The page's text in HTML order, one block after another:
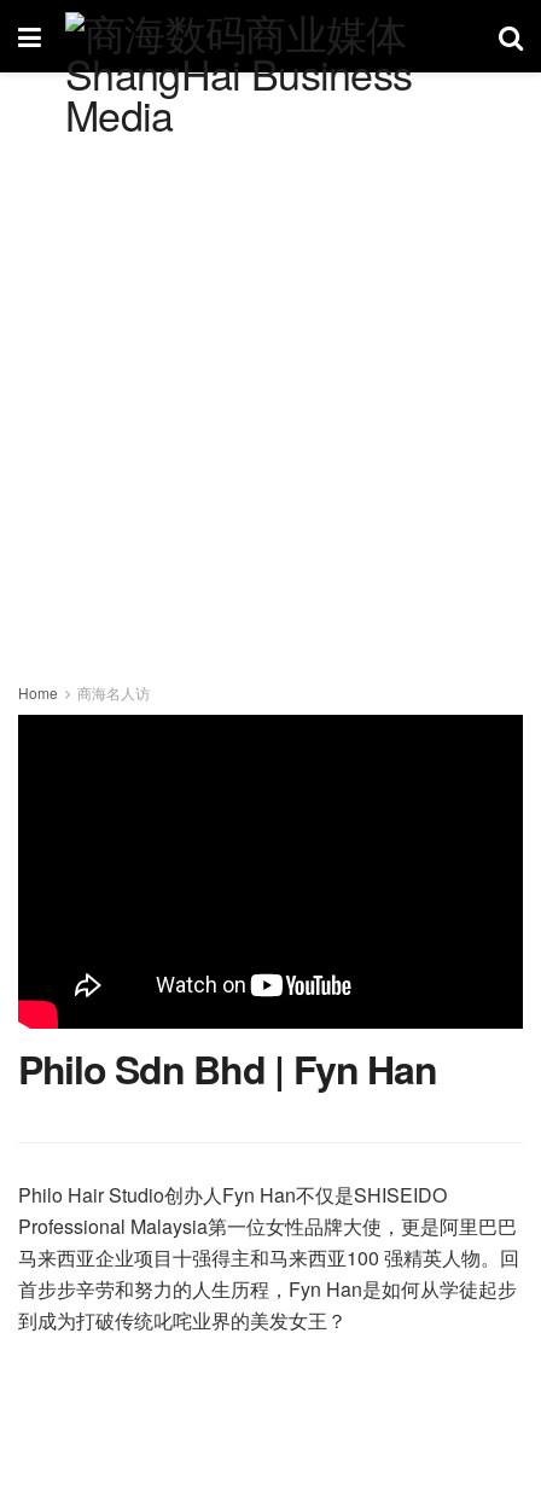
Home 商海名人访
Philo Sdn Bhd | Fyn Han
Philo Hair Studio创办人Fyn Han不仅是SHISEIDO
Professional Malaysia第一位女性品牌大使，更是阿里巴巴
马来西亚企业项目十强得主和马来西亚100 强精英人物。回
首步步辛劳和努力的人生历程，Fyn Han是如何从学徒起步
到成为打破传统叱咤业界的美发女王？